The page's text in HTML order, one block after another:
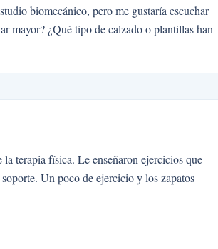
biomecánico, pero me gustaría escuchar
mayor? ¿Qué tipo de calzado o plantillas han
terapia física. Le enseñaron ejercicios que
Un poco de ejercicio y los zapatos